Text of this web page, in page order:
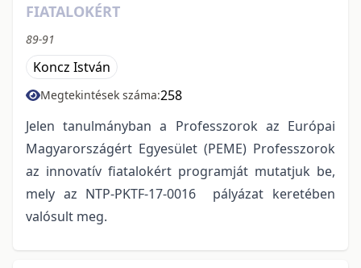
FIATALOKÉRT
89-91
Koncz István
Megtekintések száma:258
Jelen tanulmányban a Professzorok az Európai
Magyarországért Egyesület (PEME) Professzorok
az innovatív fiatalokért programját mutatjuk be,
mely az NTP-PKTF-17-0016 pályázat keretében
valósult meg.